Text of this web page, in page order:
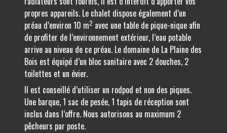
propres appareils. Le chalet dispose également d’un
préau d’environ 10 m2 avec une table de pique-nique afin
de profiter de l’environnement extérieur, l’eau potable
arrive au niveau de ce préau. Le domaine de La Plaine des
Bois est équipé d’un bloc sanitaire avec 2 douches, 2
toilettes et un évier.
Il est conseillé d’utiliser un rodpod et non des piques.
Une barque, 1 sac de pesée, 1 tapis de réception sont
inclus dans l’offre. Nous autorisons au maximum 2
pêcheurs par poste.